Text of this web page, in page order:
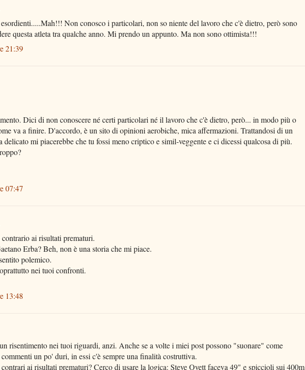
Non conosco i particolari, non so niente del lavoro che c'è dietro, però sono
questa atleta tra qualche anno. Mi prendo un appunto. Ma non sono ottimista!!!
21:39
Dici di non conoscere né certi particolari né il lavoro che c'è dietro, però... in modo più o
va a finire. D'accordo, è un sito di opinioni aerobiche, mica affermazioni. Trattandosi di un
delicato mi piacerebbe che tu fossi meno criptico e simil-veggente e ci dicessi qualcosa di più.
07:47
ai risultati prematuri.
Erba? Beh, non è una storia che mi piace.
polemico.
nei tuoi confronti.
13:48
risentimento nei tuoi riguardi, anzi. Anche se a volte i miei post possono "suonare" come
un po' duri, in essi c'è sempre una finalità costruttiva.
ai risultati prematuri? Cerco di usare la logica: Steve Ovett faceva 49" e spiccioli sui 400m